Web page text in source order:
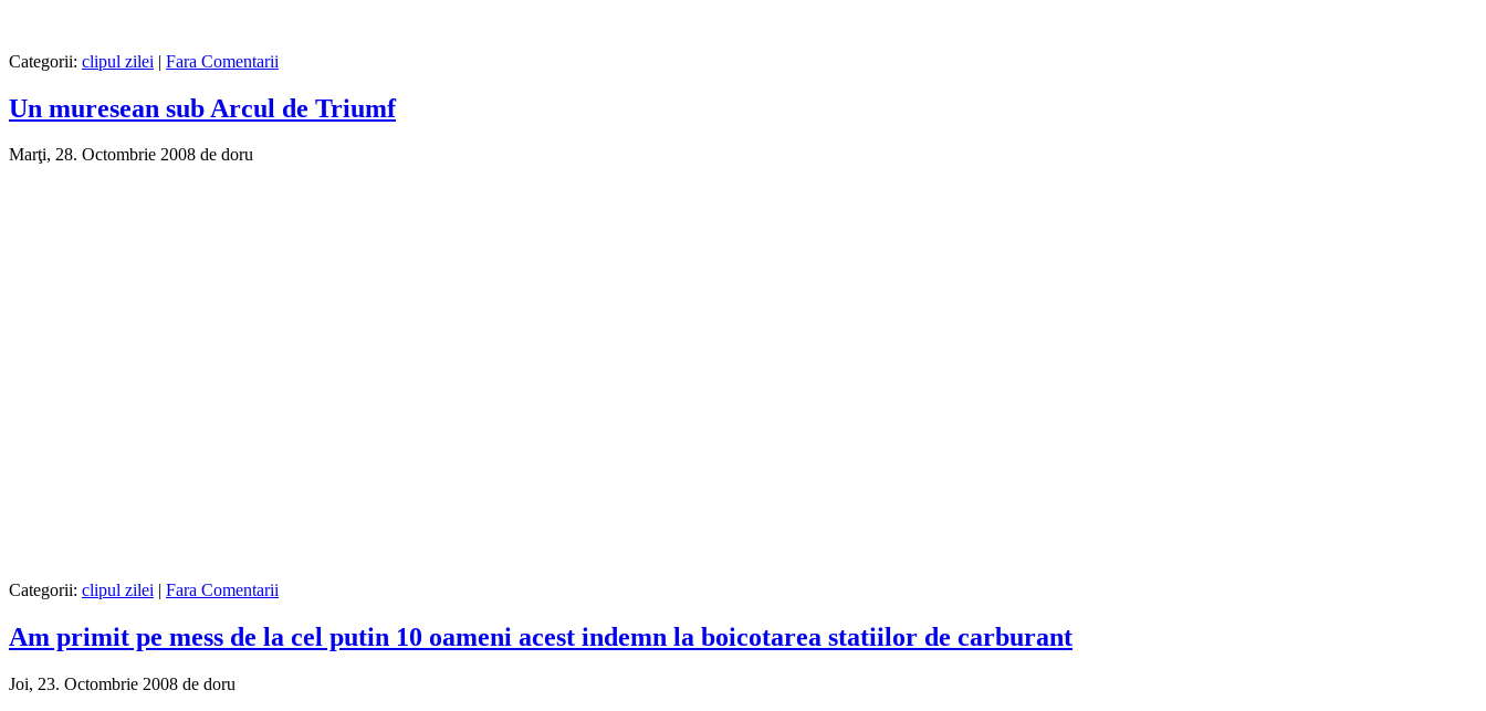
Categorii: clipul zilei | Fara Comentarii
Un muresean sub Arcul de Triumf
Marţi, 28. Octombrie 2008 de doru
Categorii: clipul zilei | Fara Comentarii
Am primit pe mess de la cel putin 10 oameni acest indemn la boicotarea statiilor de carburant
Joi, 23. Octombrie 2008 de doru